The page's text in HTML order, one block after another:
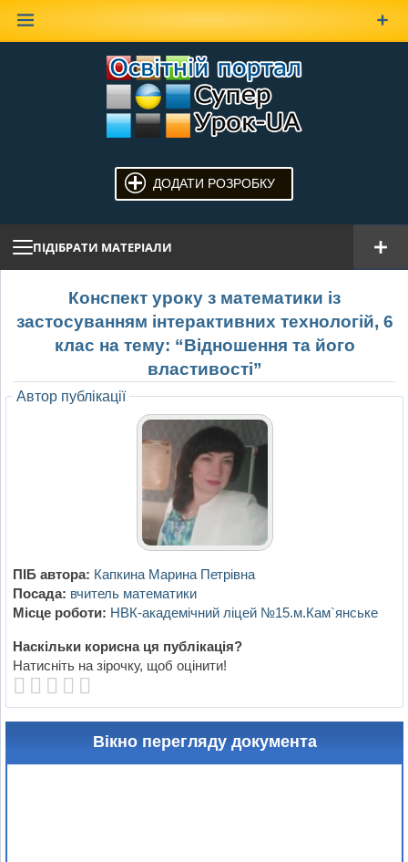
ДОДАТИ РОЗРОБКУ
ПІДІБРАТИ МАТЕРІАЛИ
Конспект уроку з математики із
застосуванням інтерактивних технологій, 6
клас на тему: “Відношення та його
властивості”
Автор публікації
ПІБ автора: Капкина Марина Петрівна
Посада: вчитель математики
Місце роботи: НВК-академічний ліцей №15.м.Кам`янське
Наскільки корисна ця публікація?
Натисніть на зірочку, щоб оцінити!
Вікно перегляду документа